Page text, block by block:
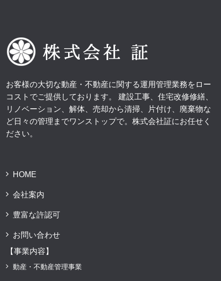
お客様の大切な動産・不動産に関する運用管理業務をロー
コストでご提供しております。 建設工事、住宅改修修繕、
リノベーション、解体、売却から清掃、片付け、廃棄物な
ど日々の管理までワンストップで。株式会社証にお任せく
ださい。
HOME
会社案内
豊富な許認可
お問い合わせ
【事業内容】
動産・不動産管理事業